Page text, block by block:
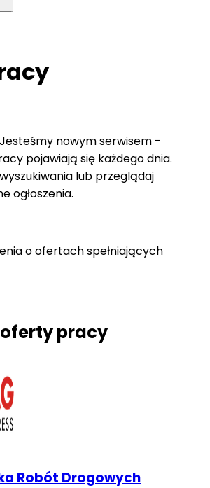
nowym serwisem -
pojawiają się każdego dnia.
lub przeglądaj
ogłoszenia.
o ofertach spełniających
pracy
Robót Drogowych